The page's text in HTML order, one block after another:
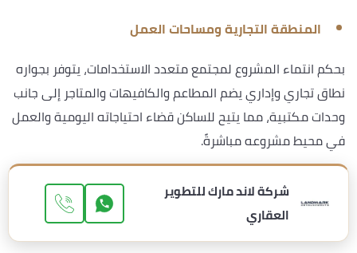
المنطقة التجارية ومساحات العمل
بحكم انتماء المشروع لمجتمع متعدد الاستخدامات، يتوفر بجواره
نطاق تجاري وإداري يضم المطاعم والكافيهات والمتاجر إلى جانب
وحدات مكتبية، مما يتيح للساكن قضاء احتياجاته اليومية والعمل
في محيط مشروعه مباشرةً.
ويمثل هذا التكامل قيمة مضافة حقيقية، إذ يوفر على العميل
الوقت والتنقل، بينما يمنح المستثمر فرصة الاستفادة من حركة
تجارية نشطة ترفع من الطلب على الوحدات القريبة منها.
شركة لاند مارك للتطوير
العقاري